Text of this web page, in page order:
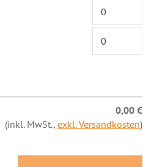
0,00 €
(inkl. MwSt., exkl. Versandkosten)